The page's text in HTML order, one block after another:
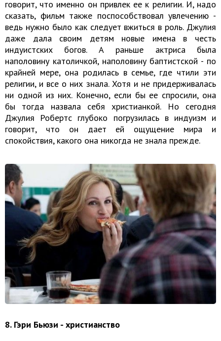
говорит, что именно он привлек ее к религии. И, надо
сказать, фильм также поспособствовал увлечению -
ведь нужно было как следует вжиться в роль. Джулия
даже дала своим детям новые имена в честь
индуистских богов. А раньше актриса была
наполовину католичкой, наполовину баптистской - по
крайней мере, она родилась в семье, где чтили эти
религии, и все о них знала. Хотя и не придерживалась
ни одной из них. Конечно, если бы ее спросили, она
бы тогда назвала себя христианкой. Но сегодня
Джулия Робертс глубоко погрузилась в индуизм и
говорит, что он дает ей ощущение мира и
спокойствия, какого она никогда не знала прежде.
8. Гэри Бьюзи - христианство